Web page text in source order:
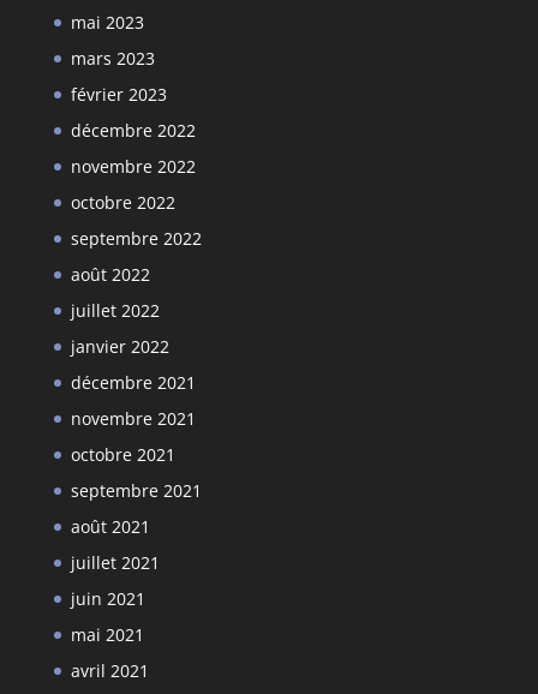
mai 2023
mars 2023
février 2023
décembre 2022
novembre 2022
octobre 2022
septembre 2022
août 2022
juillet 2022
janvier 2022
décembre 2021
novembre 2021
octobre 2021
septembre 2021
août 2021
juillet 2021
juin 2021
mai 2021
avril 2021